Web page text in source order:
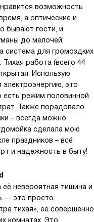
возможность
а оптические и
бывают гости, и
до мелочей:
система для громоздких
работа (всего 44
Использую
это
есть режим половинной
Также порадовало
– всегда можно
сделала мою
праздников – всё
и надежность в быту!
невероятная тишина и
— это просто
тихая», её совершенно
комнатах. Это